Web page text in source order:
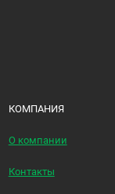
КОМПАНИЯ
О компании
Контакты